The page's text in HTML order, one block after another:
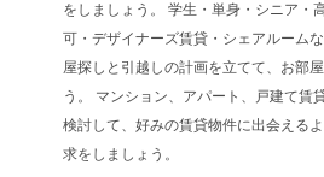
をしましょう。 学生・単身・シニア・
可・デザイナーズ賃貸・シェアルーム
屋探しと引越しの計画を立てて、お部
う。 マンション、アパート、戸建て賃
検討して、好みの賃貸物件に出会える
求をしましょう。